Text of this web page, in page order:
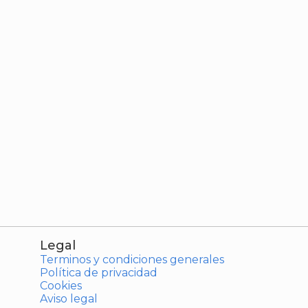
Legal
Terminos y condiciones generales
Política de privacidad
Cookies
Aviso legal